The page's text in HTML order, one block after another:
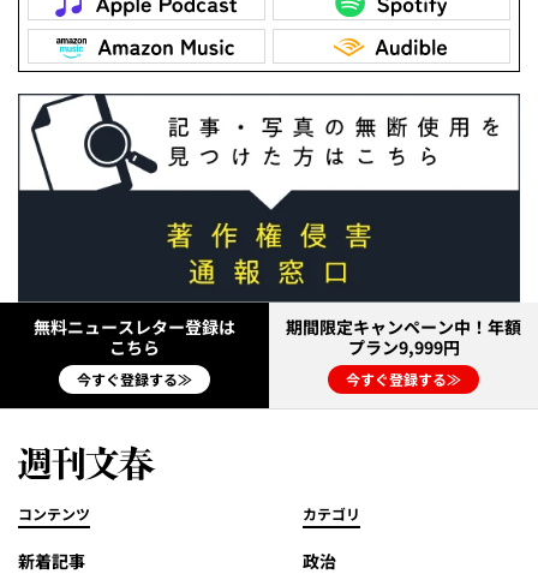
無料ニュースレター登録は
こちら
今すぐ登録する≫
期間限定キャンペーン中！年額
プラン9,999円
今すぐ登録する≫
コンテンツ
新着記事
カテゴリ
政治